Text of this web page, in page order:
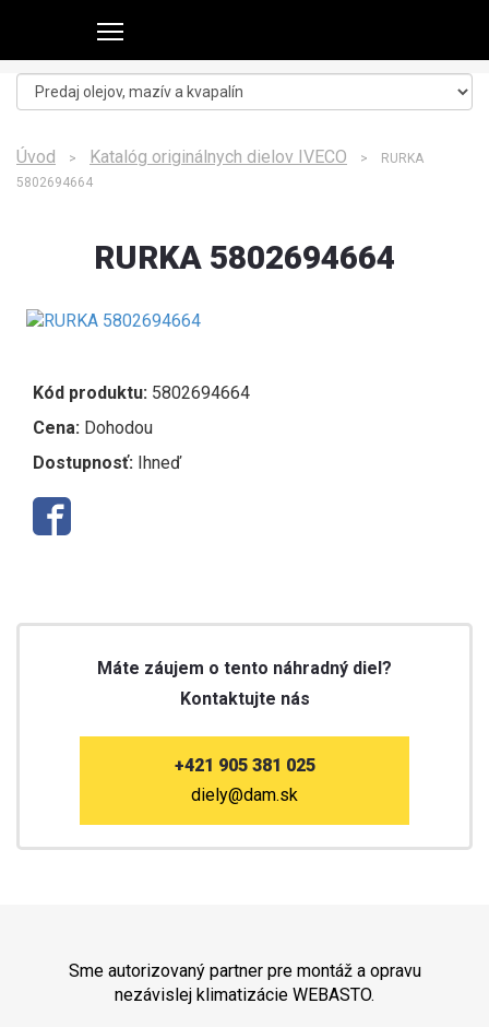
Úvod > Katalóg originálnych dielov IVECO > RURKA
5802694664
RURKA 5802694664
Kód produktu: 5802694664
Cena: Dohodou
Dostupnosť: Ihneď
Máte záujem o tento náhradný diel?
Kontaktujte nás
+421 905 381 025
diely@dam.sk
Sme autorizovaný partner pre montáž a opravu
nezávislej klimatizácie WEBASTO.